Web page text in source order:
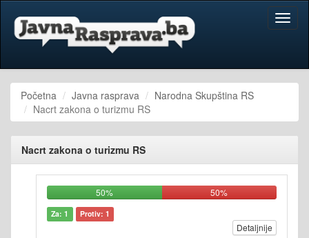
Početna Javna rasprava
Narodna Skupština RS
Nacrt zakona o turizmu RS
Nacrt zakona o turizmu RS
50% 50%
Za: 1 Protiv: 1
Detaljnije